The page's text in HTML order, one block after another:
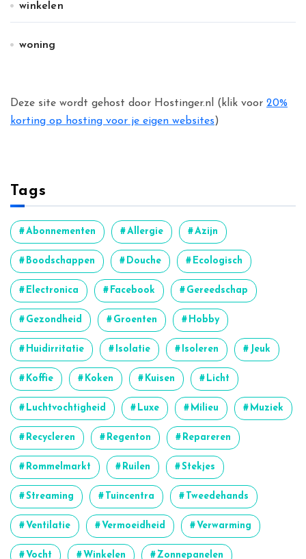
winkelen
woning
Deze site wordt gehost door Hostinger.nl (klik voor 20%
korting op hosting voor je eigen websites)
Tags
Abonnementen Allergie Azijn
Boodschappen Douche Ecologisch
Electronica Facebook Gereedschap
Gezondheid Groenten Hobby
Huidirritatie Isolatie Isoleren Jeuk
Koffie Koken Kuisen Licht
Luchtvochtigheid Luxe Milieu Muziek
Recycleren Regenton Repareren
Rommelmarkt Ruilen Stekjes
Streaming Tuincentra Tweedehands
Ventilatie Vermoeidheid Verwarming
Vocht Winkelen Zonnepanelen